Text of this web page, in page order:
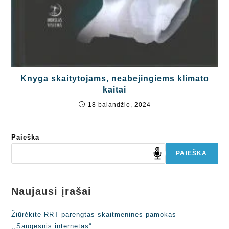
Knyga skaitytojams, neabejingiems klimato
kaitai
18 balandžio, 2024
Paieška
PAIEŠKA
Naujausi įrašai
Žiūrėkite RRT parengtas skaitmenines pamokas
,,Saugesnis internetas“